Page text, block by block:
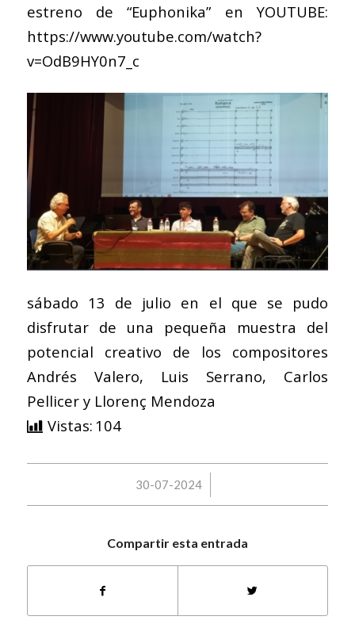
estreno de “Euphonika” en YOUTUBE:
https://www.youtube.com/watch?
v=OdB9HY0n7_c
sábado 13 de julio en el que se pudo
disfrutar de una pequeña muestra del
potencial creativo de los compositores
Andrés Valero, Luis Serrano, Carlos
Pellicer y Llorenç Mendoza
Vistas: 104
30-07-2024
/
Compartir esta entrada